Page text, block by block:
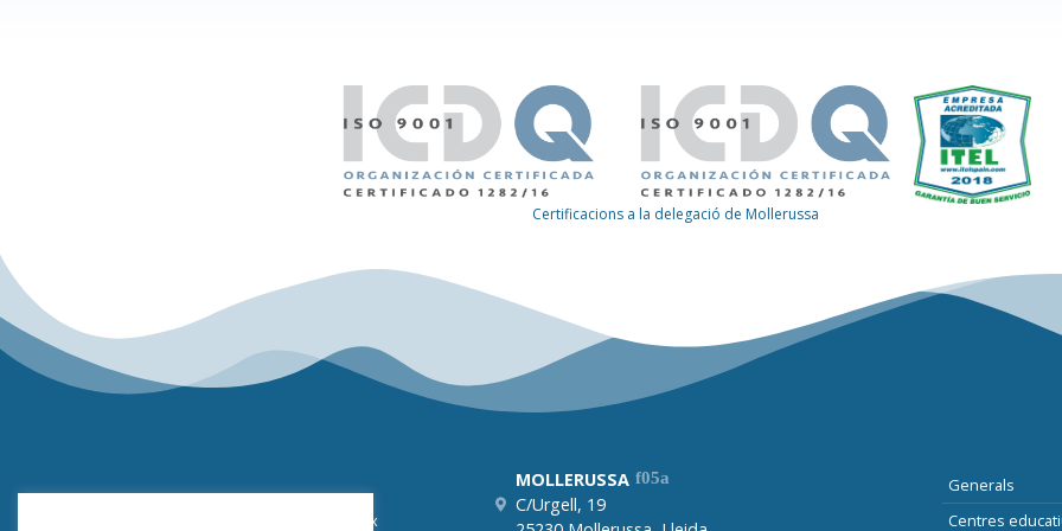
Certificacions a la delegació de Mollerussa
ofereix
MOLLERUSSA
C/Urgell, 19
Generals
Centres